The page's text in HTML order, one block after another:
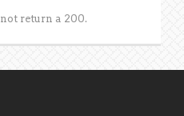
return a 200.